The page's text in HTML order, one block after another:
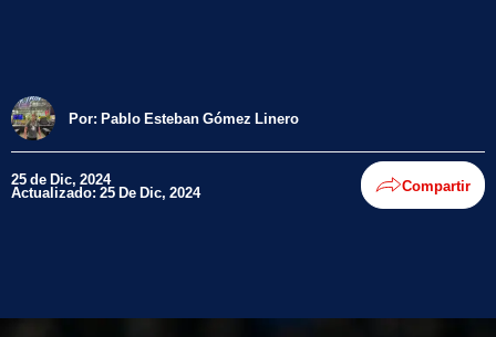
Por: Pablo Esteban Gómez Linero
25 de Dic, 2024
Actualizado: 25 De Dic, 2024 Compartir